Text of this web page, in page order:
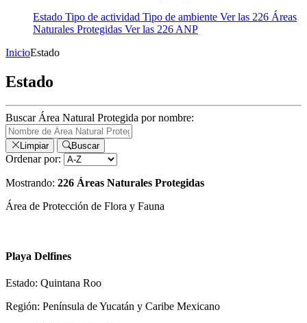
Estado Tipo de actividad Tipo de ambiente Ver las 226 Áreas
Naturales Protegidas Ver las 226 ANP
InicioEstado
Estado
Buscar Área Natural Protegida por nombre:
Limpiar Buscar
Ordenar por:
Mostrando: 226 Áreas Naturales Protegidas
Área de Protección de Flora y Fauna
Playa Delfines
Estado: Quintana Roo
Región: Península de Yucatán y Caribe Mexicano